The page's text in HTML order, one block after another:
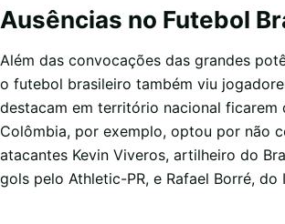
Ausências no Futebol
Além das convocações das grandes
o futebol brasileiro também viu
destacam em território nacional ficarem
Colômbia, por exemplo, optou por não
atacantes Kevin Viveros, artilheiro do
gols pelo Athletic-PR, e Rafael Borré, do